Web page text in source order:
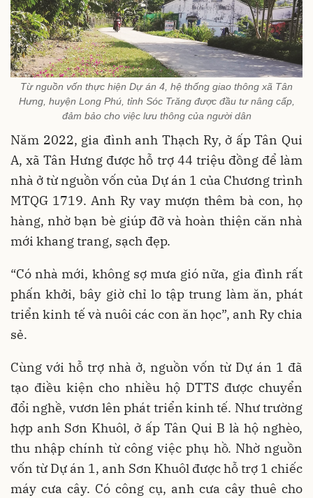
Từ nguồn vốn thực hiện Dự án 4, hệ thống giao thông xã Tân
Hưng, huyện Long Phú, tỉnh Sóc Trăng được đầu tư nâng cấp,
đảm bảo cho việc lưu thông của người dân
Năm 2022, gia đình anh Thạch Ry, ở ấp Tân Qui
A, xã Tân Hưng được hỗ trợ 44 triệu đồng để làm
nhà ở từ nguồn vốn của Dự án 1 của Chương trình
MTQG 1719. Anh Ry vay mượn thêm bà con, họ
hàng, nhờ bạn bè giúp đỡ và hoàn thiện căn nhà
mới khang trang, sạch đẹp.
“Có nhà mới, không sợ mưa gió nữa, gia đình rất
phấn khởi, bây giờ chỉ lo tập trung làm ăn, phát
triển kinh tế và nuôi các con ăn học”, anh Ry chia
sẻ.
Cùng với hỗ trợ nhà ở, nguồn vốn từ Dự án 1 đã
tạo điều kiện cho nhiều hộ DTTS được chuyển
đổi nghề, vươn lên phát triển kinh tế. Như trường
hợp anh Sơn Khuôl, ở ấp Tân Qui B là hộ nghèo,
thu nhập chính từ công việc phụ hồ. Nhờ nguồn
vốn từ Dự án 1, anh Sơn Khuôl được hỗ trợ 1 chiếc
máy cưa cây. Có công cụ, anh cưa cây thuê cho